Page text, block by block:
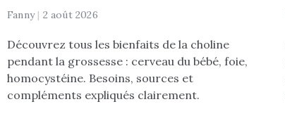
Fanny 2 août 2026
Découvrez tous les bienfaits de la choline
pendant la grossesse : cerveau du bébé, foie,
homocystéine. Besoins, sources et
compléments expliqués clairement.